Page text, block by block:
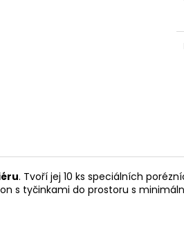
. Tvoří jej 10 ks speciálních
s tyčinkami do prostoru s